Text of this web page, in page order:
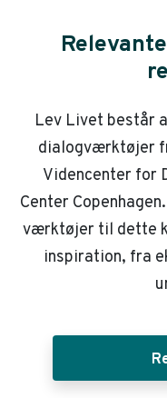
Lev Livet består
dialogværktøjer
Videncenter for
Center
værktøjer til dette
inspiration, fra